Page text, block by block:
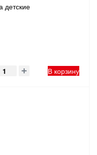
СВЕТОТЕХНИКА
детские
В корзину